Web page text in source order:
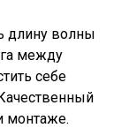
длину волны
между
себе
монтаже.